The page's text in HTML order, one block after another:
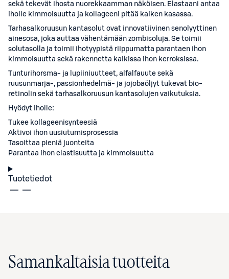
sekä tekevät ihosta nuorekkaamman näköisen. Elastaani antaa
iholle kimmoisuutta ja kollageeni pitää kaiken kasassa.
Tarhasalkoruusun kantasolut ovat innovatiivinen senolyyttinen
ainesosa, joka auttaa vähentämään zombisoluja. Se toimii
solutasolla ja toimii ihotyypistä riippumatta parantaen ihon
kimmoisuutta sekä rakennetta kaikissa ihon kerroksissa.
Tunturihorsma- ja lupiiniuutteet, alfalfauute sekä
ruusunmarja-, passionhedelmä- ja jojobaöljyt tukevat bio-
retinolin sekä tarhasalkoruusun kantasolujen vaikutuksia.
Hyödyt iholle:
Tukee kollageenisynteesiä
Aktivoi ihon uusiutumisprosessia
Tasoittaa pieniä juonteita
Parantaa ihon elastisuutta ja kimmoisuutta
Tuotetiedot
Samankaltaisia tuotteita